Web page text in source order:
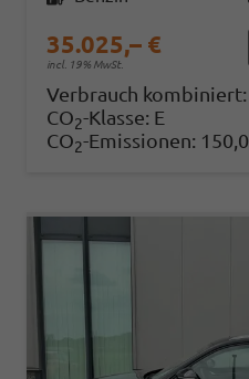
35.025,– €
incl. 19% MwSt.
Verbrauch kombiniert:
CO2-Klasse: E
CO2-Emissionen: